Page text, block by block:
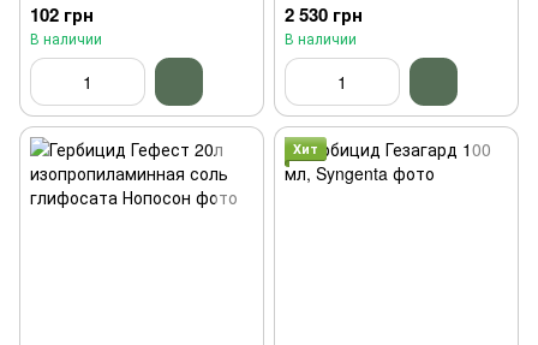
102 грн
В наличии
2 530 грн
В наличии
Хит